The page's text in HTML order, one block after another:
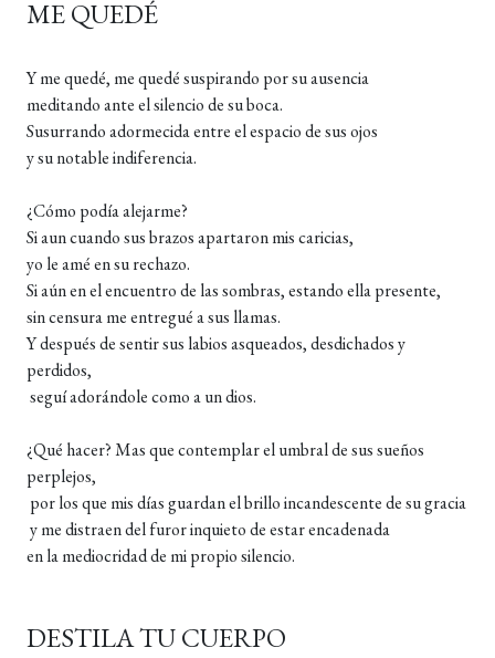
ME QUEDÉ
Y me quedé, me quedé suspirando por su ausencia
meditando ante el silencio de su boca.
Susurrando adormecida entre el espacio de sus ojos
y su notable indiferencia.
¿Cómo podía alejarme?
Si aun cuando sus brazos apartaron mis caricias,
yo le amé en su rechazo.
Si aún en el encuentro de las sombras, estando ella presente,
sin censura me entregué a sus llamas.
Y después de sentir sus labios asqueados, desdichados y
perdidos,
seguí adorándole como a un dios.
¿Qué hacer? Mas que contemplar el umbral de sus sueños
perplejos,
por los que mis días guardan el brillo incandescente de su gracia
y me distraen del furor inquieto de estar encadenada
en la mediocridad de mi propio silencio.
DESTILA TU CUERPO